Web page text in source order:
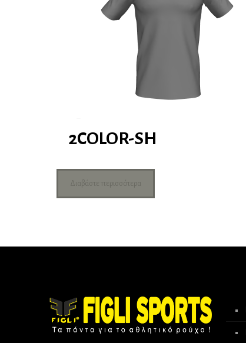
2COLOR-SH
Διαβάστε περισσότερα